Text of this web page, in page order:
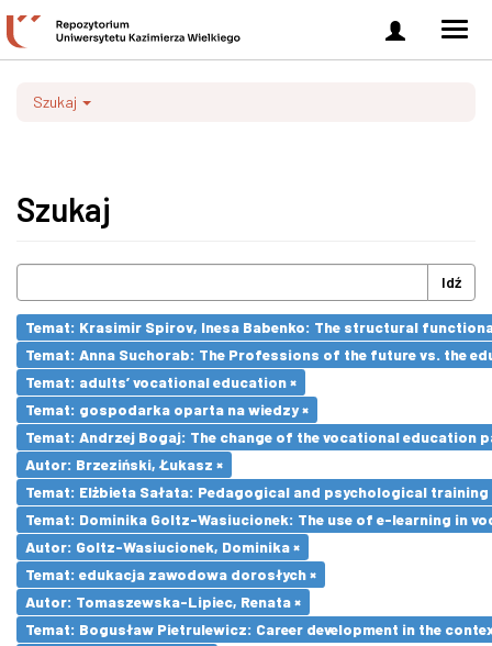
Zaloguj
się
Szukaj
Szukaj
Idź
Temat: Krasimir Spirov, Inesa Babenko: The structural
Temat: Anna Suchorab: The Professions of the future vs. the
Temat: adults’ vocational education ×
Temat: gospodarka oparta na wiedzy ×
Temat: Andrzej Bogaj: The change of the vocational education
Autor: Brzeziński, Łukasz ×
Temat: Elżbieta Sałata: Pedagogical and psychological
Temat: Dominika Goltz-Wasiucionek: The use of e-learning in
Autor: Goltz-Wasiucionek, Dominika ×
Temat: edukacja zawodowa dorosłych ×
Autor: Tomaszewska-Lipiec, Renata ×
Temat: Bogusław Pietrulewicz: Career development in the